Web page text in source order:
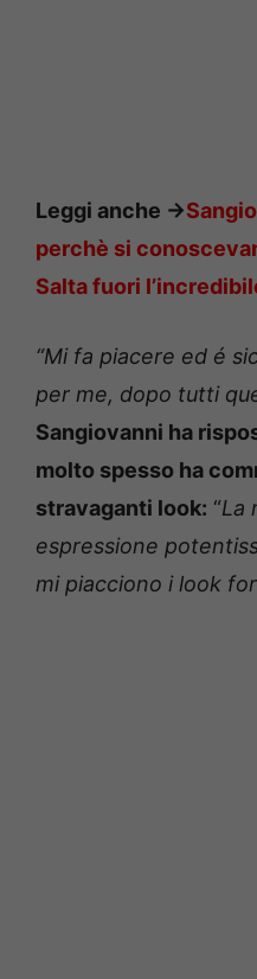
Leggi anche ->
perchè si
Salta fuori
“Mi fa piacere ed é
per me, dopo tutti
Sangiovanni ha
molto spesso ha
stravaganti look: “La
espressione
mi piacciono i look